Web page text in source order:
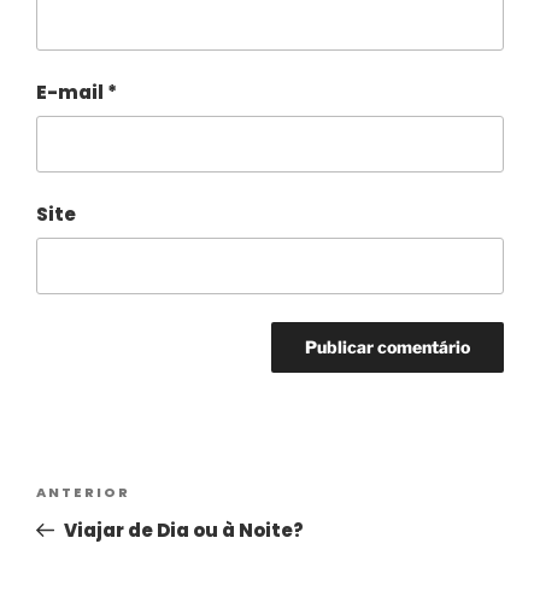
E-mail *
Site
ANTERIOR
Viajar de Dia ou à Noite?